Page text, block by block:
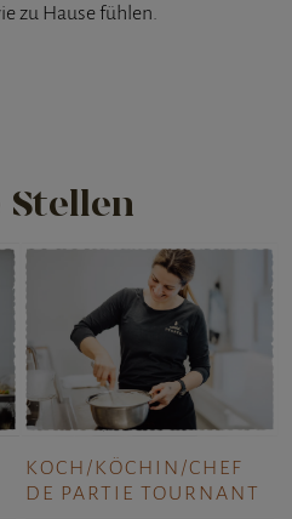
zu Hause fühlen.
Stellen
KOCH/KÖCHIN/CHEF
DE PARTIE TOURNANT